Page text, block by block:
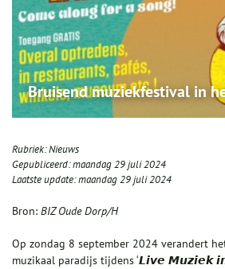
Bruisend muziekfestival in
Rubriek:Nieuws
Gepubliceerd:maandag 29 juli 2024
Laatste update:maandag 29 juli 2024
Bron: BIZ Oude Dorp/H
Op zondag 8 september 2024 verandert
muzikaal paradijs tijdens ‘𝙇𝙞𝙫𝙚 𝙈𝙪𝙯𝙞𝙚𝙠